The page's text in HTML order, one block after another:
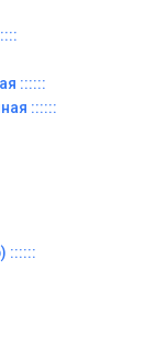
::::::
::::::
::::::